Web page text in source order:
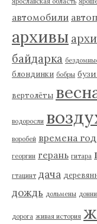
автомобили
архивы
байдарка
блондинки бобры
вертолёты
водоросли
воробей времена
георгин герань гитара
гтацинт дача
дождь дольмены
дорога живая история